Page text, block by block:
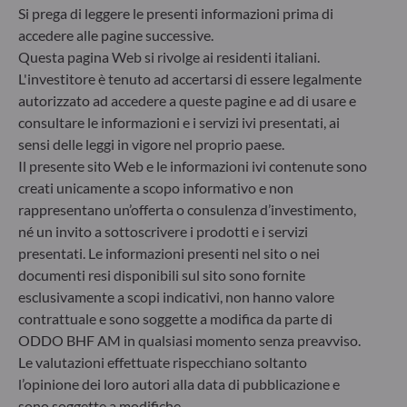
dei fondi trasparente, più comparabile e più facile
da comprendere per gli investitori. Articolo 6: Il
team di gestione non prende in considerazione i
rischi di sostenibilità o effetti negativi risultanti
dalle decisioni d’investimento sui fattori legati alla
sostenibilità nel processo decisionale
d’investimento. Articolo 8: Il team di gestione
affronta i rischi di sostenibilità integrando criteri
ESG (Ambientali e/o Sociali e/o di Governance) nei
suoi processi decisionali d’investimento. Articolo 9:
Il team di gestione persegue un rigido obiettivo
d’investimento sostenibile che apporti un
contributo significativo nel superare le sfide della
transizione ecologica e affronta i rischi di
sostenibilità avvalendosi dei rating forniti dal
fornitore di dati ESG esterno della Società di
gestione.
Si prega di leggere le presenti informazioni prima di
accedere alle pagine successive.
Questa pagina Web si rivolge ai residenti italiani.
L'investitore è tenuto ad accertarsi di essere legalmente
autorizzato ad accedere a queste pagine e ad di usare e
consultare le informazioni e i servizi ivi presentati, ai
sensi delle leggi in vigore nel proprio paese.
Il presente sito Web e le informazioni ivi contenute sono
creati unicamente a scopo informativo e non
rappresentano un’offerta o consulenza d’investimento,
né un invito a sottoscrivere i prodotti e i servizi
presentati. Le informazioni presenti nel sito o nei
documenti resi disponibili sul sito sono fornite
esclusivamente a scopi indicativi, non hanno valore
contrattuale e sono soggette a modifica da parte di
ODDO BHF AM in qualsiasi momento senza preavviso.
Le valutazioni effettuate rispecchiano soltanto
l’opinione dei loro autori alla data di pubblicazione e